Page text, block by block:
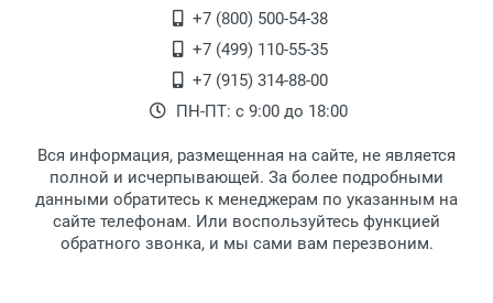
Ширина линзы:
Ширина мостика:
Тип оправы:
Материал линзы:
Материал оправы:
Материал дужки:
Оплата товара производится
наличными непосредственно на пункте
выдачи товара.
Перечисление средств на расчетный счет.
Переведеновский переулок 17, корпус 1,
второй этаж, тел. +7 (499) 110-55-35.
После того, как заказ поступает в пункт
выдачи, наш менеджер связывается с
клиентом и оповещает о поступлении
товара.
Для получения товара при себе
обязательно иметь паспорт.
Заказ необходимо забрать в течение 3
рабочих дней с момента поступления на
+7 (800) 500-54-38
+7 (499) 110-55-35
+7 (915) 314-88-00
ПН-ПТ: с 9:00 до 18:00
Вся информация, размещенная на сайте, не является
полной и исчерпывающей. За более подробными
данными обратитесь к менеджерам по указанным на
сайте телефонам. Или воспользуйтесь функцией
обратного звонка, и мы сами вам перезвоним.